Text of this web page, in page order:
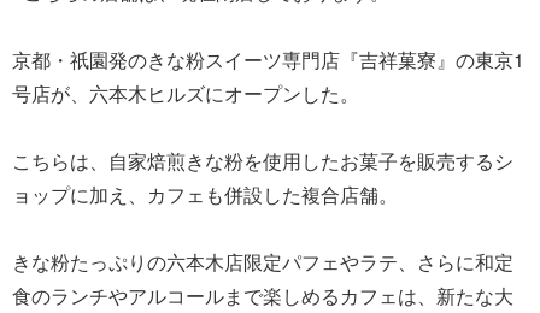
京都・祇園発のきな粉スイーツ専門店『吉祥菓寮』の東京1
号店が、六本木ヒルズにオープンした。
こちらは、自家焙煎きな粉を使用したお菓子を販売するシ
ョップに加え、カフェも併設した複合店舗。
きな粉たっぷりの六本木店限定パフェやラテ、さらに和定
食のランチやアルコールまで楽しめるカフェは、新たな大